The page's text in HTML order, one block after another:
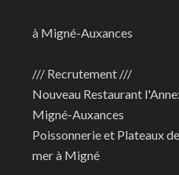
à Migné-Auxances
/// Recrutement ///
Nouveau Restaurant
Migné-Auxances
Poissonnerie et Plateaux
mer à Migné